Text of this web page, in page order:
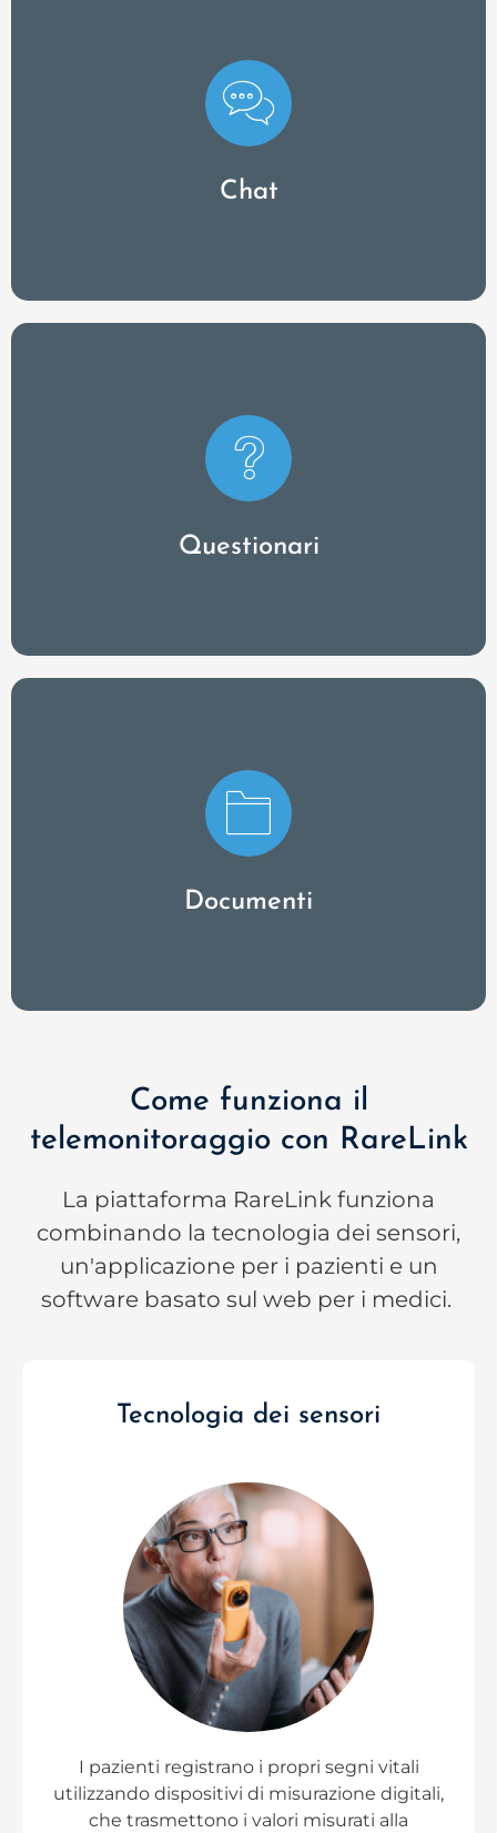
Chat
È possibile utilizzare la funzione di chat per
comunicare direttamente con i pazienti, nel
rispetto delle norme sulla protezione dei dati e
ricevere messaggi tramite l'app.
Questionari
Chiedete ai vostri pazienti di compilare
regolarmente dei questionari per avere un'idea di
come ritengono soggettivamente che i loro
sintomi o la loro malattia stiano progredendo.
Documenti
Scambiate con i vostri pazienti documenti come
reperti, risultati di laboratorio, referti o piani di
Come funziona il
telemonitoraggio con RareLink
La piattaforma RareLink funziona
combinando la tecnologia dei sensori,
un'applicazione per i pazienti e un
software basato sul web per i medici.
Tecnologia dei sensori
I pazienti registrano i propri segni vitali
utilizzando dispositivi di misurazione digitali,
che trasmettono i valori misurati alla